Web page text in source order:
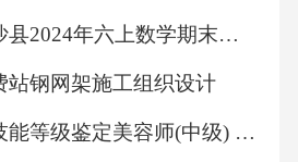
毕节地区金沙县2024年六上数学期末检测试题含解析
站钢网架施工组织设计
东阳市职业技能等级鉴定美容师(中级) 理论考核复习试题